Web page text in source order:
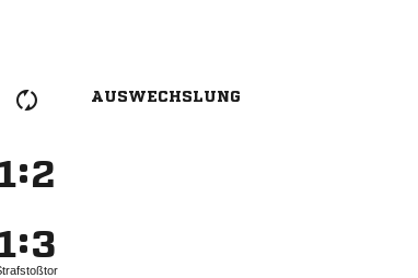
AUSWECHSLUNG
:
: